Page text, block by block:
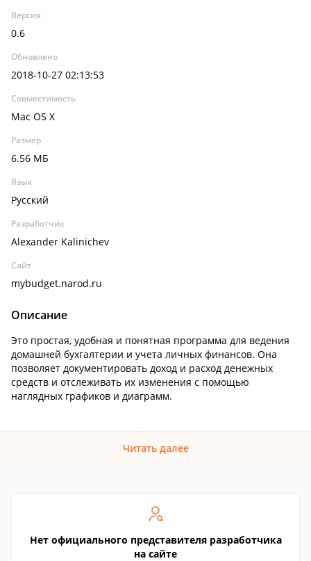
Версия
0.6
Обновлено
2018-10-27 02:13:53
Совместимость
Mac OS X
Размер
6.56 МБ
Язык
Русский
Разработчик
Alexander Kalinichev
Сайт
mybudget.narod.ru
Описание
Это простая, удобная и понятная программа для ведения
домашней бухгалтерии и учета личных финансов. Она
позволяет документировать доход и расход денежных
средств и отслеживать их изменения с помощью
наглядных графиков и диаграмм.
Читать далее
Нет официального представителя разработчика
на сайте